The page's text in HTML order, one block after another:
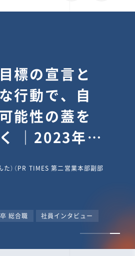
分のスタン
予想を裏切
超える”【真
け）（執行役員 兼 Jooto事業部
CxO キャリア入社 Jooto